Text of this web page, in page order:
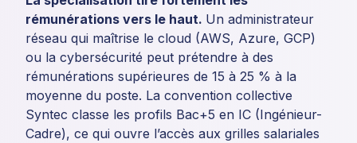
rémunérations vers le haut. Un administrateur
réseau qui maîtrise le cloud (AWS, Azure, GCP)
ou la cybersécurité peut prétendre à des
rémunérations supérieures de 15 à 25 % à la
moyenne du poste. La convention collective
Syntec classe les profils Bac+5 en IC (Ingénieur-
Cadre), ce qui ouvre l’accès aux grilles salariales